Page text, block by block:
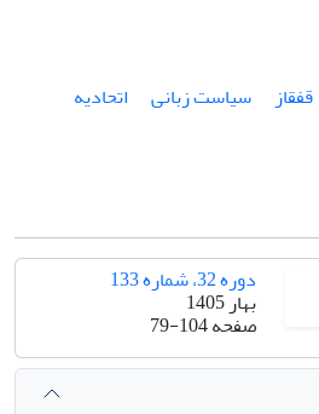
قفقاز سیاست زبانی
اتحادیه
دوره 32، شماره 133
بهار 1405
صفحه79-104